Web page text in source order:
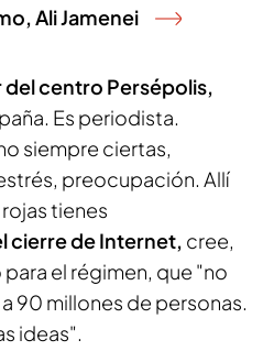
Ali Jamenei
centro Persépolis,
Es periodista.
siempre ciertas,
preocupación. Allí
tienes
cierre de Internet, cree,
el régimen, que "no
90 millones de personas.
ideas".